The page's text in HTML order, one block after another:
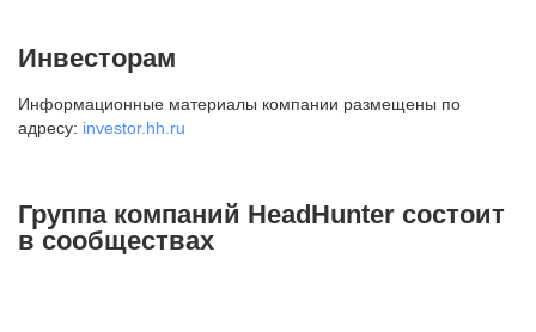
внутригородская территория
Муниципальный округ Тверской,
2-я Брестская ул., д. 48,
+7 495 980-64-27
Инвесторам
Информационные материалы компании размещены по
адресу: investor.hh.ru
Группа компаний HeadHunter состоит
в сообществах